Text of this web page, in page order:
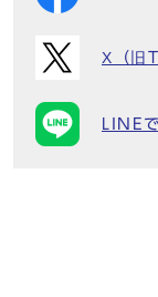
X（旧
LINE